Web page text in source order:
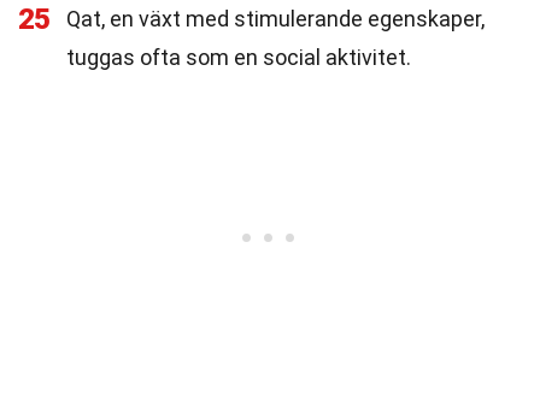
25
Qat, en växt med stimulerande egenskaper,
tuggas ofta som en social aktivitet.